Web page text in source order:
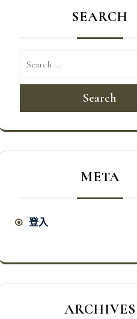
SEARCH
Search
META
登入
ARCHIVES